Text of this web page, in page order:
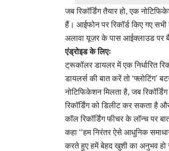
जब रिकॉर्डिंग तैयार हो, एक
हैं। आईफोन पर रिकॉर्ड किए गए
अलावा यूज़र के पास आईक्लाउड पर
एंड्रोइड के लिएः
ट्रूकॉलर डायलर में एक निर्धारित
डायलर्स की बात करें तो ‘फ्लोटिंग’
नोटिफिकेशन मिलता है, जब
रिकॉर्डिंग को डिलीट कर सकता है
कॉल रिकॉर्डिंग फीचर के लॉन्च पर
कहा ‘‘हम निरंतर ऐसे आधुनिक
करते हुए हमें बेहद खुशी का अनुभव हो